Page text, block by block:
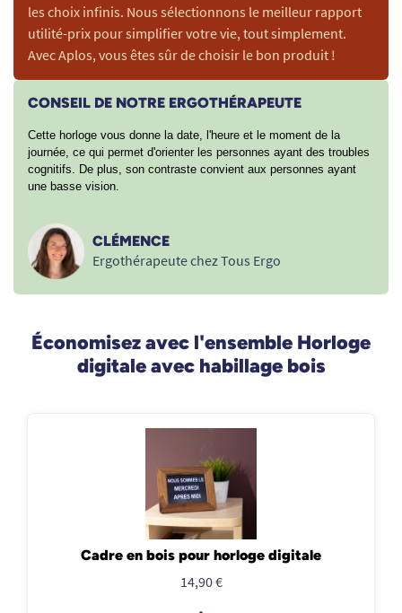
les choix infinis. Nous sélectionnons le meilleur rapport
utilité-prix pour simplifier votre vie, tout simplement.
Avec Aplos, vous êtes sûr de choisir le bon produit !
CONSEIL DE NOTRE ERGOTHÉRAPEUTE
Cette horloge vous donne la date, l'heure et le moment de la
journée, ce qui permet d'orienter les personnes ayant des troubles
cognitifs. De plus, son contraste convient aux personnes ayant
une basse vision.
CLÉMENCE
Ergothérapeute chez Tous Ergo
Économisez avec l'ensemble Horloge
digitale avec habillage bois
Cadre en bois pour horloge digitale
14,90 €